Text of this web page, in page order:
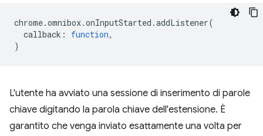
chrome.omnibox.onInputStarted .addListener(
callback : function,
)
L'utente ha avviato una sessione di inserimento di parole
chiave digitando la parola chiave dell'estensione. È
garantito che venga inviato esattamente una volta per